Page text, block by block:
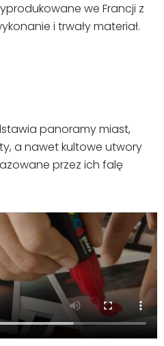
we Francji z
i trwały materiał.
panoramy miast,
a nawet kultowe utwory
przez ich falę